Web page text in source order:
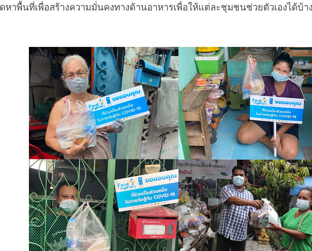
หาพื้นที่เพื่อสร้างความมั่นคงทางด้านอาหารเพื่อให้แต่ละชุมชนช่วยตัวเองได้บ้